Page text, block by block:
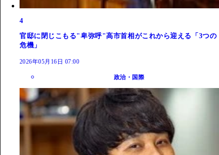
4
官邸に閉じこもる"卑弥呼"高市首相がこれから迎える「3つの
危機」
2026年05月16日 07:00
政治・国際